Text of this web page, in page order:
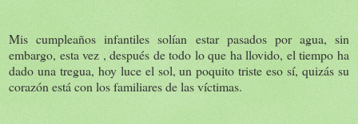
Mis cumpleaños infantiles solían estar pasados por agua, sin
embargo, esta vez , después de todo lo que ha llovido, el tiempo ha
dado una tregua, hoy luce el sol, un poquito triste eso sí, quizás su
corazón está con los familiares de las víctimas.